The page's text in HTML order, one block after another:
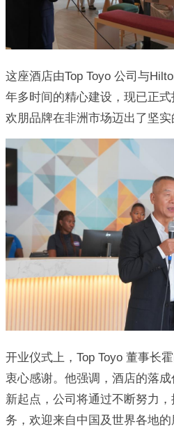
这座酒店由Top Toyo 公司与
年多时间的精心建设，现已正
欢朋品牌在非洲市场迈出了坚实
开业仪式上，Top Toyo 董事长
衷心感谢。他强调，酒店的落
新起点，公司将通过不断努力
务，欢迎来自中国及世界各地